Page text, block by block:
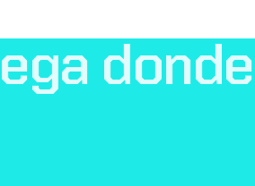
donde